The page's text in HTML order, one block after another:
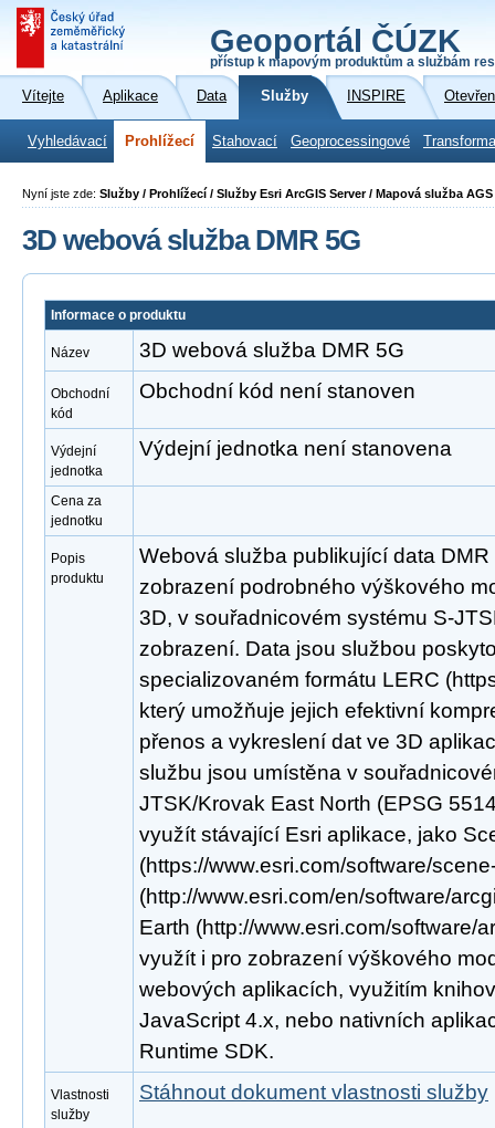
Geoportál ČÚZK
přístup k mapovým produktům a službám
Vítejte Aplikace Data Služby INSPIRE
Vyhledávací Prohlížecí Stahovací Geoprocessingové
Nyní jste zde: Služby / Prohlížecí / Služby Esri ArcGIS Server / Mapová služba
3D webová služba DMR 5G
Informace o produktu
Název 3D webová služba DMR 5G
Obchodní
kód
Obchodní kód není stanoven
Výdejní
jednotka
Výdejní jednotka není stanovena
Cena za
jednotku
Popis
produktu
Webová služba publikující data
zobrazení podrobného výškového
3D, v souřadnicovém systému S-
zobrazení. Data jsou službou
specializovaném formátu LERC
který umožňuje jejich efektivní
přenos a vykreslení dat ve 3D
službu jsou umístěna v
JTSK/Krovak East North (EPSG
využít stávající Esri aplikace, jako
(https://www.esri.com/software/
(http://www.esri.com/en/software/
Earth (http://www.esri.com/software/
využít i pro zobrazení výškového
webových aplikacích, využitím
JavaScript 4.x, nebo nativních
Runtime SDK.
Vlastnosti
služby
Stáhnout dokument vlastnosti služby